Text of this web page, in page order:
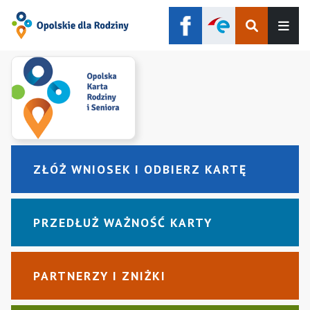
Szukaj
ZŁÓŻ WNIOSEK I ODBIERZ KARTĘ
PRZEDŁUŻ WAŻNOŚĆ KARTY
PARTNERZY I ZNIŻKI